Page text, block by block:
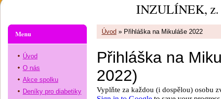
INZULÍNEK, z.
Úvod » Přihláška na Mikuláše 2022
Menu
Úvod
O nás
Akce spolku
Deníky pro diabetiky